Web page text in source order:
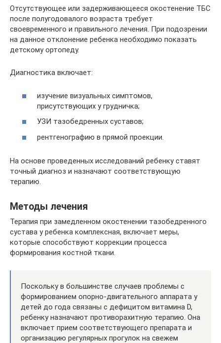
Отсутствующее или задерживающееся окостенение ТБС
после полугодовалого возраста требует
своевременного и правильного лечения. При подозрении
на данное отклонение ребенка необходимо показать
детскому ортопеду.
Диагностика включает:
изучение визуальных симптомов,
присутствующих у грудничка;
УЗИ тазобедренных суставов;
рентгенографию в прямой проекции.
На основе проведенных исследований ребенку ставят
точный диагноз и назначают соответствующую
терапию.
Методы лечения
Терапия при замедленном окостенении тазобедренного
сустава у ребенка комплексная, включает меры,
которые способствуют коррекции процесса
формирования костной ткани.
Поскольку в большинстве случаев проблемы с
формированием опорно-двигательного аппарата у
детей до года связаны с дефицитом витамина D,
ребенку назначают противорахитную терапию. Она
включает прием соответствующего препарата и
организацию регулярных прогулок на свежем